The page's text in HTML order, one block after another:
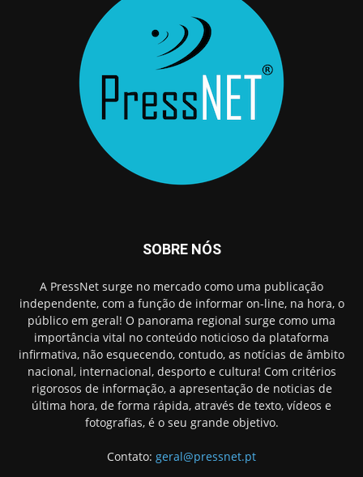
SOBRE NÓS
A PressNet surge no mercado como uma publicação
independente, com a função de informar on-line, na hora, o
público em geral! O panorama regional surge como uma
importância vital no conteúdo noticioso da plataforma
infirmativa, não esquecendo, contudo, as notícias de âmbito
nacional, internacional, desporto e cultura! Com critérios
rigorosos de informação, a apresentação de noticias de
última hora, de forma rápida, através de texto, vídeos e
fotografias, é o seu grande objetivo.
Contato: geral@pressnet.pt